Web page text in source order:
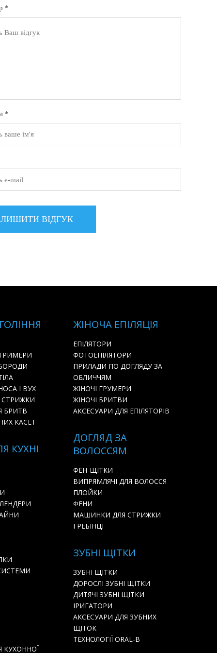
*
*
І ВУХ
БРИТВ
КАСЕТ
ЖІНОЧА ЕПІЛЯЦІЯ
ЕПІЛЯТОРИ
ФОТОЕПІЛЯТОРИ
ПРИЛАДИ ПО ДОГЛЯДУ ЗА
ОБЛИЧЧЯМ
ЖІНОЧІ ГРУМЕРИ
ЖІНОЧІ БРИТВИ
АКСЕСУАРИ ДЛЯ ЕПІЛЯТОРІВ
ДОГЛЯД ЗА
ВОЛОССЯМ
ФЕН-ЩІТКИ
ВИПРЯМЛЯЧІ ДЛЯ ВОЛОССЯ
ПЛОЙКИ
ФЕНИ
МАШИНКИ ДЛЯ СТРИЖКИ
ГРЕБІНЦІ
КУХНІ
КУХОННОЇ
ЗУБНІ ЩІТКИ
ЗУБНІ ЩІТКИ
ДОРОСЛІ ЗУБНІ ЩІТКИ
ДИТЯЧІ ЗУБНІ ЩІТКИ
ІРИГАТОРИ
АКСЕСУАРИ ДЛЯ ЗУБНИХ
ЩІТОК
ТЕХНОЛОГІЇ ORAL-B